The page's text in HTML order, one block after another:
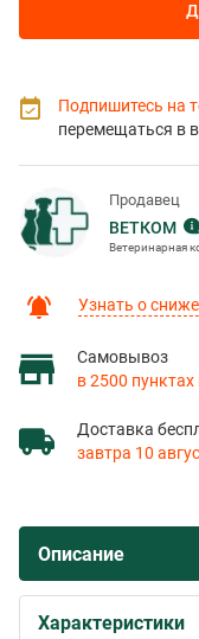
Узнать о
Самовывоз
в 2500
Доставка
завтра 10
Подпишитесь на
перемещаться в
Продавец
ВЕТКОМ
Ветеринарная
Описание
Характеристики